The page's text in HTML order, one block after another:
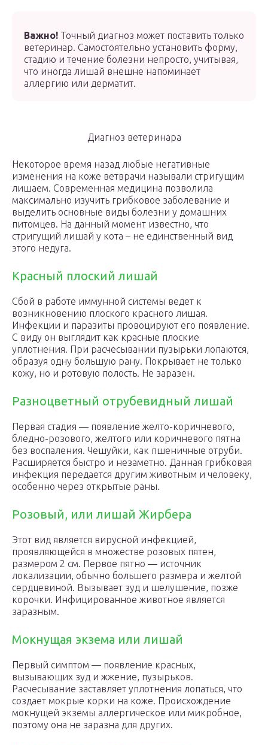
Важно! Точный диагноз может поставить только
ветеринар. Самостоятельно установить форму,
стадию и течение болезни непросто, учитывая,
что иногда лишай внешне напоминает
аллергию или дерматит.
Диагноз ветеринара
Некоторое время назад любые негативные
изменения на коже ветврачи называли стригущим
лишаем. Современная медицина позволила
максимально изучить грибковое заболевание и
выделить основные виды болезни у домашних
питомцев. На данный момент известно, что
стригущий лишай у кота – не единственный вид
этого недуга.
Красный плоский лишай
Сбой в работе иммунной системы ведет к
возникновению плоского красного лишая.
Инфекции и паразиты провоцируют его появление.
С виду он выглядит как красные плоские
уплотнения. При расчесывании пузырьки лопаются,
образуя одну большую рану. Покрывает не только
кожу, но и ротовую полость. Не заразен.
Разноцветный отрубевидный лишай
Первая стадия — появление желто-коричневого,
бледно-розового, желтого или коричневого пятна
без воспаления. Чешуйки, как пшеничные отруби.
Расширяется быстро и незаметно. Данная грибковая
инфекция передается другим животным и человеку,
особенно через открытые раны.
Розовый, или лишай Жирбера
Этот вид является вирусной инфекцией,
проявляющейся в множестве розовых пятен,
размером 2 см. Первое пятно — источник
локализации, обычно большего размера и желтой
сердцевиной. Вызывает зуд и шелушение, позже
корочки. Инфицированное животное является
заразным.
Мокнущая экзема или лишай
Первый симптом — появление красных,
вызывающих зуд и жжение, пузырьков.
Расчесывание заставляет уплотнения лопаться, что
создает мокрые корки на коже. Происхождение
мокнущей экземы аллергическое или микробное,
поэтому она не заразна для других.